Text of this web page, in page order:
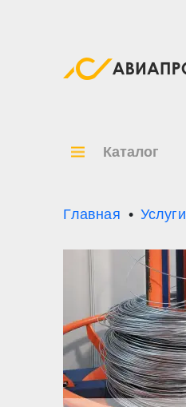
Каталог
Главная Услуги